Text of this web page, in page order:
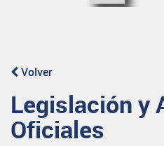
Volver
Legislación y
Oficiales